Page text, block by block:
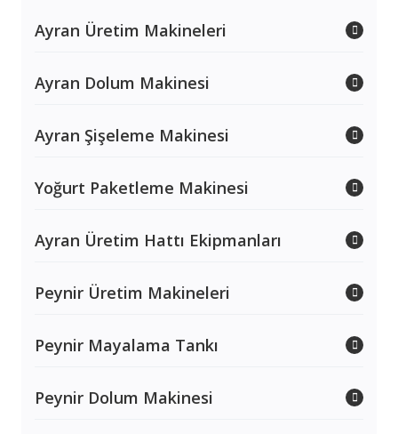
Ayran Üretim Makineleri
Ayran Dolum Makinesi
Ayran Şişeleme Makinesi
Yoğurt Paketleme Makinesi
Ayran Üretim Hattı Ekipmanları
Peynir Üretim Makineleri
Peynir Mayalama Tankı
Peynir Dolum Makinesi